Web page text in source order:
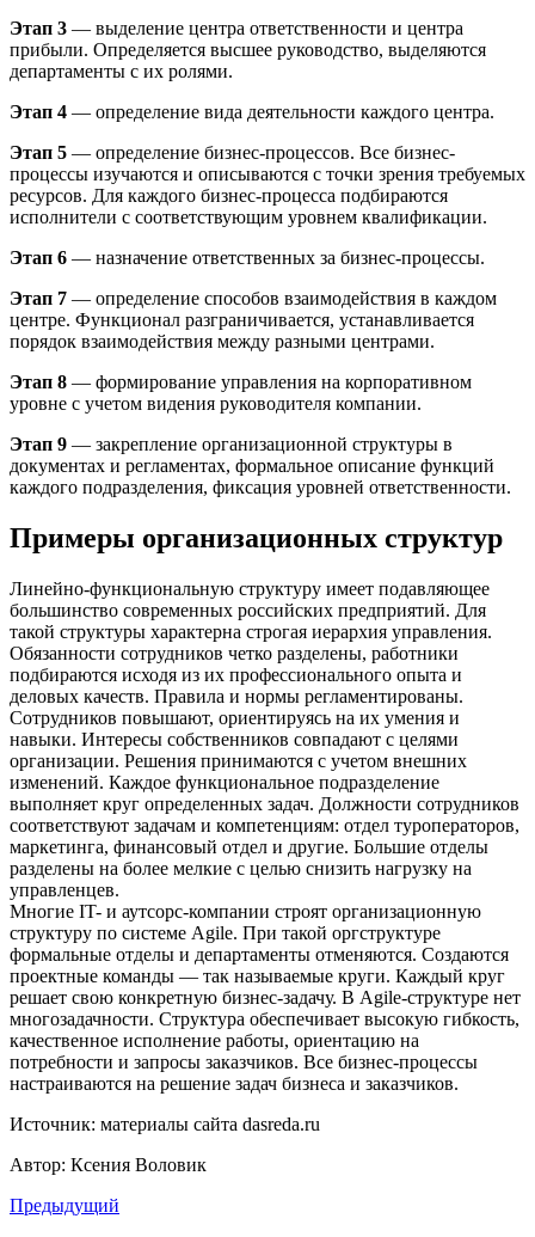
Этап 3 — выделение центра ответственности и центра
прибыли. Определяется высшее руководство, выделяются
департаменты с их ролями.
Этап 4 — определение вида деятельности каждого центра.
Этап 5 — определение бизнес-процессов. Все бизнес-
процессы изучаются и описываются с точки зрения требуемых
ресурсов. Для каждого бизнес-процесса подбираются
исполнители с соответствующим уровнем квалификации.
Этап 6 — назначение ответственных за бизнес-процессы.
Этап 7 — определение способов взаимодействия в каждом
центре. Функционал разграничивается, устанавливается
порядок взаимодействия между разными центрами.
Этап 8 — формирование управления на корпоративном
уровне с учетом видения руководителя компании.
Этап 9 — закрепление организационной структуры в
документах и регламентах, формальное описание функций
каждого подразделения, фиксация уровней ответственности.
Примеры организационных структур
Линейно-функциональную структуру имеет подавляющее
большинство современных российских предприятий. Для
такой структуры характерна строгая иерархия управления.
Обязанности сотрудников четко разделены, работники
подбираются исходя из их профессионального опыта и
деловых качеств. Правила и нормы регламентированы.
Сотрудников повышают, ориентируясь на их умения и
навыки. Интересы собственников совпадают с целями
организации. Решения принимаются с учетом внешних
изменений. Каждое функциональное подразделение
выполняет круг определенных задач. Должности сотрудников
соответствуют задачам и компетенциям: отдел туроператоров,
маркетинга, финансовый отдел и другие. Большие отделы
разделены на более мелкие с целью снизить нагрузку на
управленцев.
Многие IT- и аутсорс-компании строят организационную
структуру по системе Agile. При такой оргструктуре
формальные отделы и департаменты отменяются. Создаются
проектные команды — так называемые круги. Каждый круг
решает свою конкретную бизнес-задачу. В Agile-структуре нет
многозадачности. Структура обеспечивает высокую гибкость,
качественное исполнение работы, ориентацию на
потребности и запросы заказчиков. Все бизнес-процессы
настраиваются на решение задач бизнеса и заказчиков.
Источник: материалы сайта dasreda.ru
Автор: Ксения Воловик
Предыдущий